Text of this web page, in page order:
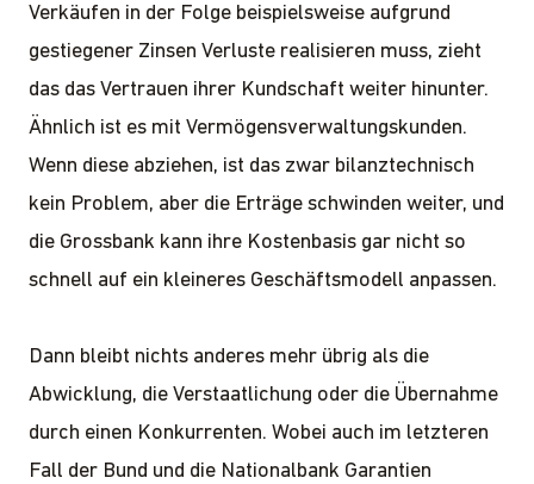
Verkäufen in der Folge beispielsweise aufgrund
gestiegener Zinsen Verluste realisieren muss, zieht
das das Vertrauen ihrer Kundschaft weiter hinunter.
Ähnlich ist es mit Vermögensverwaltungskunden.
Wenn diese abziehen, ist das zwar bilanztechnisch
kein Problem, aber die Erträge schwinden weiter, und
die Grossbank kann ihre Kostenbasis gar nicht so
schnell auf ein kleineres Geschäftsmodell anpassen.
Dann bleibt nichts anderes mehr übrig als die
Abwicklung, die Verstaatlichung oder die Übernahme
durch einen Konkurrenten. Wobei auch im letzteren
Fall der Bund und die Nationalbank Garantien